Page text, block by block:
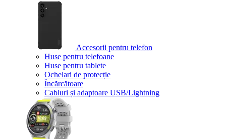
Accesorii pentru telefon
Huse pentru telefoane
Huse pentru tablete
Ochelari de protecție
Încărcătoare
Cabluri și adaptoare USB/Lightning